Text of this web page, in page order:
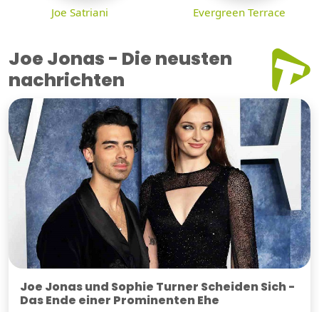
Joe Satriani Evergreen Terrace
Joe Jonas - Die neusten
nachrichten
Joe Jonas und Sophie Turner Scheiden Sich -
Das Ende einer Prominenten Ehe